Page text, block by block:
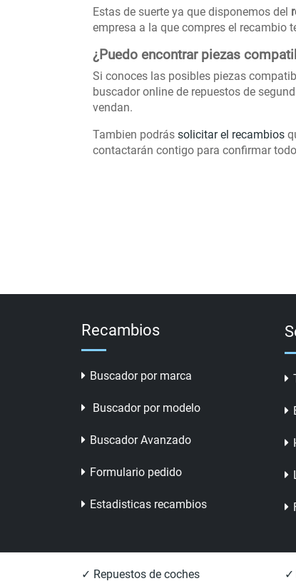
Estas de suerte ya que disponemos del
empresa a la que compres el recambio
¿Puedo encontrar piezas
Si conoces las posibles piezas
buscador online de repuestos de
vendan.
Tambien podrás solicitar el recambios
contactarán contigo para confirmar
Recambios
Buscador por marca
Buscador por modelo
Buscador Avanzado
Formulario pedido
Estadisticas recambios
✓ Repuestos de coches ✓